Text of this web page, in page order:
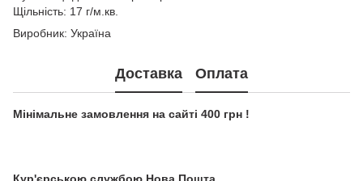
Щільність: 17 г/м.кв.
Виробник: Україна
Доставка Оплата
Мінімальне замовлення на сайті 400 грн !